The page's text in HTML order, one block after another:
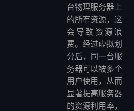
台物理服务器上
的所有资源，这
会导致资源浪
费。经过虚拟划
分后，同一台服
务器可以被多个
用户使用，从而
显著提高服务器
的资源利用率，